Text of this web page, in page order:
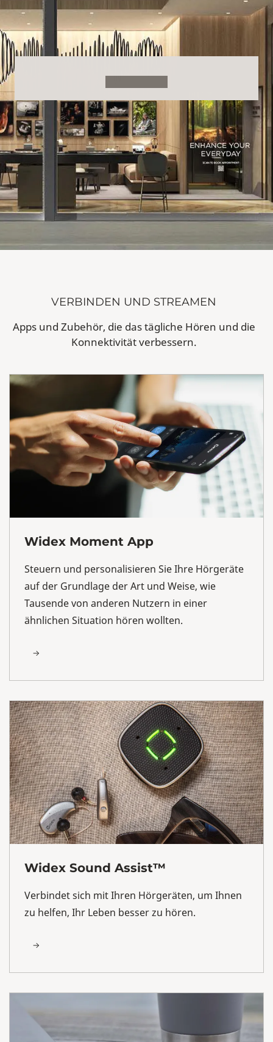
VERBINDEN UND STREAMEN
Apps und Zubehör, die das tägliche Hören und die
Konnektivität verbessern.
Widex Moment App
Steuern und personalisieren Sie Ihre Hörgeräte
auf der Grundlage der Art und Weise, wie
Tausende von anderen Nutzern in einer
ähnlichen Situation hören wollten.
Widex Sound Assist™
Verbindet sich mit Ihren Hörgeräten, um Ihnen
zu helfen, Ihr Leben besser zu hören.